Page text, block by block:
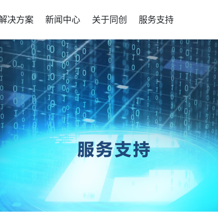
决方案 新闻中心 关于同创 服务支持